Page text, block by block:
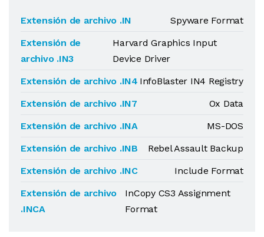
Extensión de archivo .IN
Spyware Format
Extensión de
archivo .IN3
Harvard Graphics Input
Device Driver
Extensión de archivo .IN4 InfoBlaster IN4 Registry
Extensión de archivo .IN7
Ox Data
Extensión de archivo .INA
MS-DOS
Extensión de archivo .INB
Rebel Assault Backup
Extensión de archivo .INC
Include Format
Extensión de archivo
.INCA
InCopy CS3 Assignment
Format